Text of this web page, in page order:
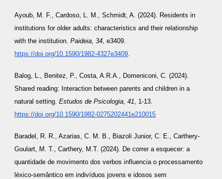
Ayoub, M. F., Cardoso, L. M., Schmidt, A. (2024). Residents in
institutions for older adults: characteristics and their relationship
with the institution.Paideia, 34, e3409.
https://doi.org/10.1590/1982-4327e3409.
Balog, L., Benitez, P., Costa, A.R.A., Domeniconi, C. (2024).
Shared reading: Interaction between parents and children in a
natural setting. Estudos de Psicologia, 41, 1-13.
https://doi.org/10.1590/1982-0275202441e210015
Baradel, R. R., Azarias, C. M. B., Biazoli Junior, C. E., Carthery-
Goulart, M. T., Carthery, M.T. (2024). De correr a esquecer: a
quantidade de movimento dos verbos influencia o processamento
léxico-semântico em indivíduos jovens e idosos sem